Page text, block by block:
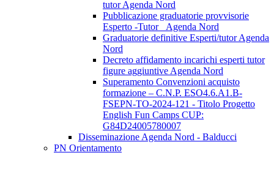
tutor Agenda Nord
Pubblicazione graduatorie provvisorie
Esperto -Tutor _Agenda Nord
Graduatorie definitive Esperti/tutor Agenda
Nord
Decreto affidamento incarichi esperti tutor
figure aggiuntive Agenda Nord
Superamento Convenzioni acquisto
formazione – C.N.P. ESO4.6.A1.B-
FSEPN-TO-2024-121 - Titolo Progetto
English Fun Camps CUP:
G84D24005780007
Disseminazione Agenda Nord - Balducci
PN Orientamento